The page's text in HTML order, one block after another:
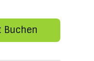
Buchen